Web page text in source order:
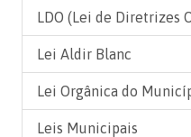
LDO (Lei de Diretrizes
Lei Aldir Blanc
Lei Orgânica do
Leis Municipais